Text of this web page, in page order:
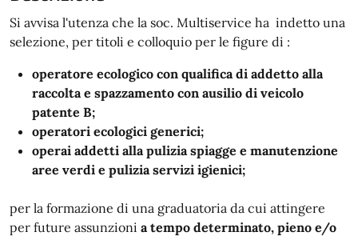
Si avvisa l'utenza che la soc. Multiservice ha indetto una
selezione, per titoli e colloquio per le figure di :
operatore ecologico con qualifica di addetto alla
raccolta e spazzamento con ausilio di veicolo
patente B;
operatori ecologici generici;
operai addetti alla pulizia spiagge e manutenzione
aree verdi e pulizia servizi igienici;
per la formazione di una graduatoria da cui attingere
per future assunzioni a tempo determinato, pieno e/o